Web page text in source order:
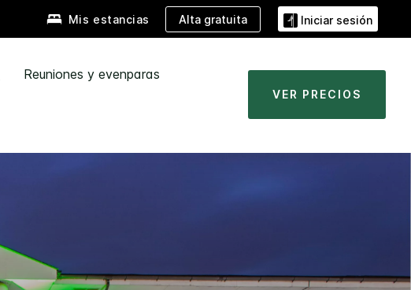
Mis estancias Alta gratuita Iniciar sesión
Reuniones y evenparas
VER PRECIOS